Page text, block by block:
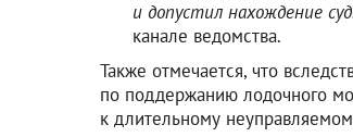
и допустил нахождение
канале ведомства.
Также отмечается, что
по поддержанию лодочного
к длительному